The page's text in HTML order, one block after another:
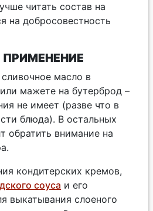
читать состав на
на добросовестность
масло в
мажете на бутерброд –
не имеет (разве что в
блюда). В остальных
обратить внимание на
кондитерских кремов,
соуса и его
выкатывания слоеного